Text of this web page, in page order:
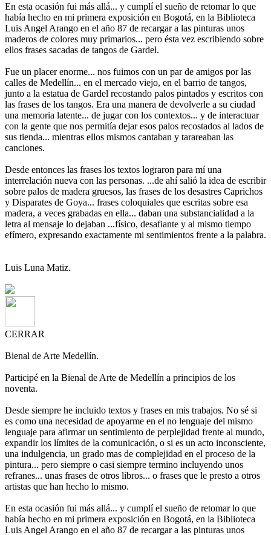
En esta ocasión fui más allá... y cumplí el sueño de retomar lo que
había hecho en mi primera exposición en Bogotá, en la Biblioteca
Luis Angel Arango en el año 87 de recargar a las pinturas unos
maderos de colores muy primarios... pero ésta vez escribiendo sobre
ellos frases sacadas de tangos de Gardel.
Fue un placer enorme... nos fuimos con un par de amigos por las
calles de Medellín... en el mercado viejo, en el barrio de tangos,
junto a la estatua de Gardel recostando palos pintados y escritos con
las frases de los tangos. Era una manera de devolverle a su ciudad
una memoria latente... de jugar con los contextos... y de interactuar
con la gente que nos permitía dejar esos palos recostados al lados de
sus tienda... mientras ellos mismos cantaban y tarareaban las
canciones.
Desde entonces las frases los textos lograron para mí una
interrelación nueva con las personas. ...de ahí salió la idea de escribir
sobre palos de madera gruesos, las frases de los desastres Caprichos
y Disparates de Goya... frases coloquiales que escritas sobre esa
madera, a veces grabadas en ella... daban una substancialidad a la
letra al mensaje lo dejaban ...físico, desafiante y al mismo tiempo
efímero, expresando exactamente mi sentimientos frente a la palabra.
Luis Luna Matiz.
CERRAR
Bienal de Arte Medellín.
Participé en la Bienal de Arte de Medellín a principios de los
noventa.
Desde siempre he incluido textos y frases en mis trabajos. No sé si
es como una necesidad de apoyarme en el no lenguaje del mismo
lenguaje para afirmar un sentimiento de perplejidad frente al mundo,
expandir los límites de la comunicación, o si es un acto inconsciente,
una indulgencia, un grado mas de complejidad en el proceso de la
pintura... pero siempre o casi siempre termino incluyendo unos
refranes... unas frases de otros libros... o frases que le presto a otros
artistas que han hecho lo mismo.
En esta ocasión fui más allá... y cumplí el sueño de retomar lo que
había hecho en mi primera exposición en Bogotá, en la Biblioteca
Luis Angel Arango en el año 87 de recargar a las pinturas unos